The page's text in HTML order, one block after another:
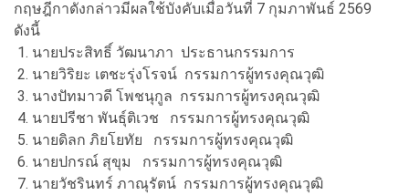
กฤษฎีกาดังกล่าวมีผลใช้บังคับเมื่อวันที่ 7 กุมภาพันธ์ 2569
ดังนี้
1. นายประสิทธิ์ วัฒนาภา ประธานกรรมการ
2. นายวิริยะ เตชะรุ่งโรจน์ กรรมการผู้ทรงคุณวุฒิ
3. นางปัทมาวดี โพชนุกูล กรรมการผู้ทรงคุณวุฒิ
4. นายปรีชา พันธุ์ติเวช กรรมการผู้ทรงคุณวุฒิ
5. นายดิลก ภิยโยทัย กรรมการผู้ทรงคุณวุฒิ
6. นายปกรณ์ สุขุม กรรมการผู้ทรงคุณวุฒิ
7. นายวัชรินทร์ ภาณุรัตน์ กรรมการผู้ทรงคุณวุฒิ